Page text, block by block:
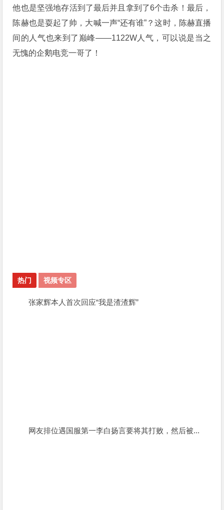
他也是坚强地存活到了最后并且拿到了6个击杀！最后，
陈赫也是耍起了帅，大喊一声“还有谁”？这时，陈赫直播
间的人气也来到了巅峰——1122W人气，可以说是当之
无愧的企鹅电竞一哥了！
热门 视频专区
张家辉本人首次回应“我是渣渣辉”
网友排位遇国服第一李白扬言要将其打败，然后被...